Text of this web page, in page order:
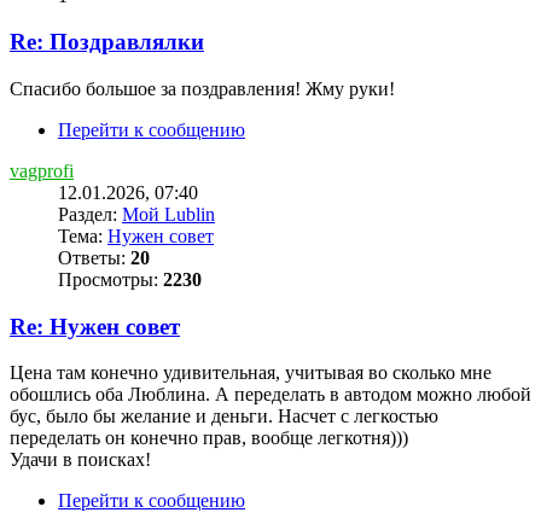
Re: Поздравлялки
Спасибо большое за поздравления! Жму руки!
Перейти к сообщению
vagprofi
12.01.2026, 07:40
Раздел: Мой Lublin
Тема: Нужен совет
Ответы: 20
Просмотры: 2230
Re: Нужен совет
Цена там конечно удивительная, учитывая во сколько мне
обошлись оба Люблина. А переделать в автодом можно любой
бус, было бы желание и деньги. Насчет с легкостью
переделать он конечно прав, вообще легкотня)))
Удачи в поисках!
Перейти к сообщению